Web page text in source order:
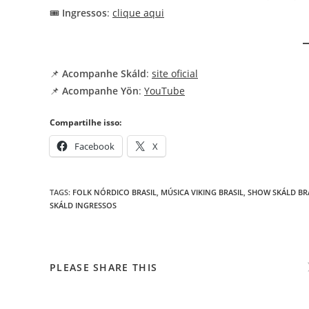
🎟️ Ingressos: clique aqui
📌 Acompanhe Skáld: site oficial
📌 Acompanhe Yön: YouTube
Compartilhe isso:
Facebook X
TAGS: FOLK NÓRDICO BRASIL MÚSICA VIKING BRASIL SHOW SKÁLD
SKÁLD INGRESSOS
PLEASE SHARE THIS